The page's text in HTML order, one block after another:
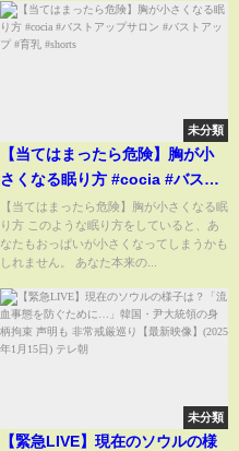
未分類
【当てはまったら危険】胸が小
さくなる眠り方 #cocia #バスト
アップサロン #バストアップ #育
乳 #shorts
【当てはまったら危険】胸が小さくなる眠
り方 このような眠り方をしていると、あ
なたもおっぱいが小さくなってしまうかも
しれません。 あなた本来の...
未分類
【緊急LIVE】現在のソウルの様